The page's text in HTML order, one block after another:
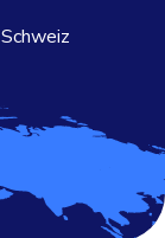
Schweiz